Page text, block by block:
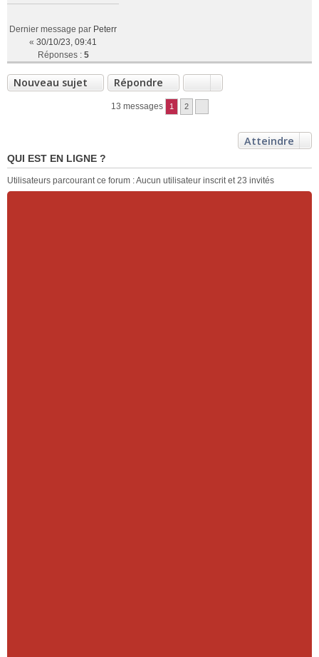
Dernier message par Peterr
« 30/10/23, 09:41
Réponses : 5
Nouveau sujet Répondre
13 messages 1 2
Atteindre
QUI EST EN LIGNE ?
Utilisateurs parcourant ce forum : Aucun utilisateur inscrit et 23 invités